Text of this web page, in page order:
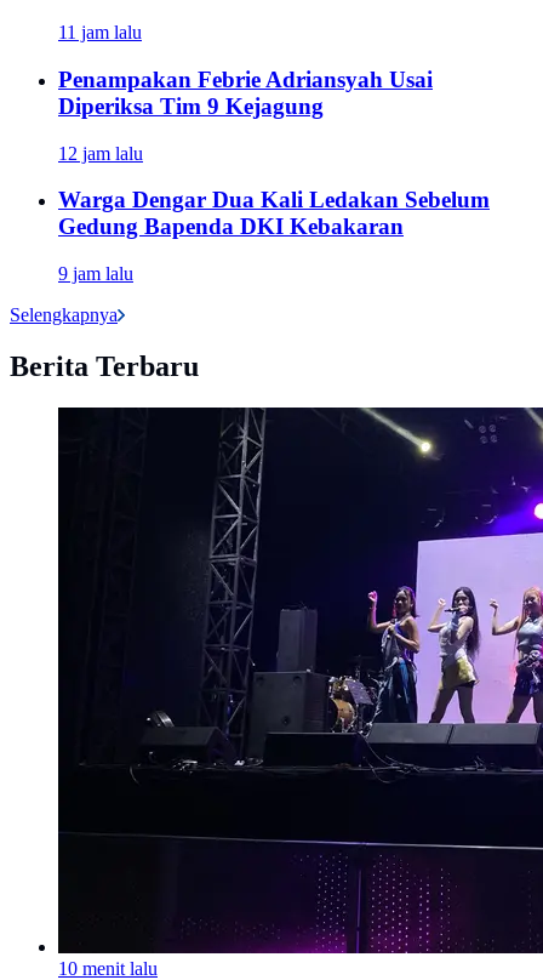
11 jam lalu
Penampakan Febrie Adriansyah Usai
Diperiksa Tim 9 Kejagung
12 jam lalu
Warga Dengar Dua Kali Ledakan Sebelum
Gedung Bapenda DKI Kebakaran
9 jam lalu
Selengkapnya
Berita Terbaru
10 menit lalu